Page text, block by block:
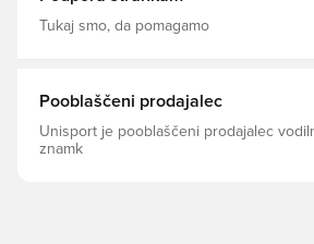
Tukaj smo, da pomagamo
Pooblaščeni prodajalec
Unisport je pooblaščeni prodajalec
znamk